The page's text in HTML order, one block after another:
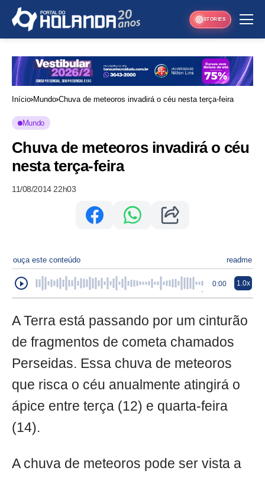
STORIES
Início Mundo Chuva de meteoros invadirá o céu nesta terça-feira
Mundo
Chuva de meteoros invadirá o céu
nesta terça-feira
11/08/2014 22h03
ouça este conteúdo readme
0:00 1.0x
A Terra está passando por um cinturão
de fragmentos de cometa chamados
Perseidas. Essa chuva de meteoros
que risca o céu anualmente atingirá o
ápice entre terça (12) e quarta-feira
(14).
A chuva de meteoros pode ser vista a